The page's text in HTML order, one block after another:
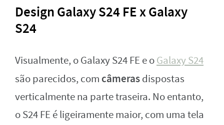
Design Galaxy S24 FE x Galaxy
S24
Visualmente, o Galaxy S24 FE e oGalaxy S24
são parecidos, com câmerasdispostas
verticalmente na parte traseira. No entanto,
o S24 FE é ligeiramente maior, com uma tela